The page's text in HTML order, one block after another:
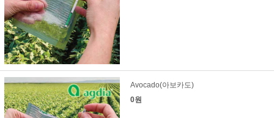
Avocado(아보카도)
0원